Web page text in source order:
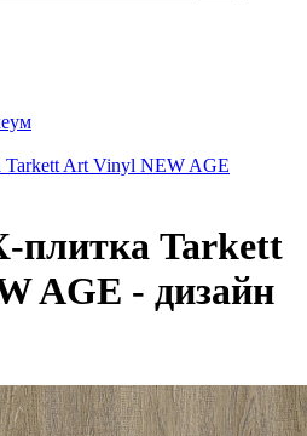
Art Vinyl NEW AGE
плитка Tarkett
AGE - дизайн